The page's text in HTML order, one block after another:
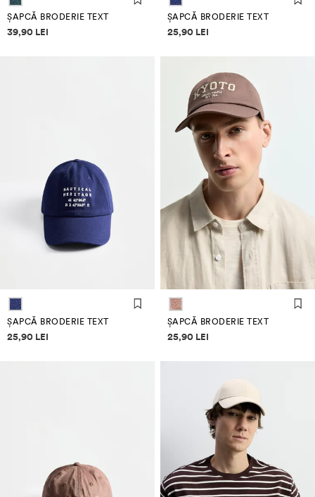
ȘAPCĂ BRODERIE TEXT
Informații despre prețuri
39,90 LEI
ȘAPCĂ BRODERIE TEXT
Informații despre prețuri
25,90 LEI
ȘAPCĂ BRODERIE TEXT
Informații despre prețuri
25,90 LEI
ȘAPCĂ BRODERIE TEXT
Informații despre prețuri
25,90 LEI